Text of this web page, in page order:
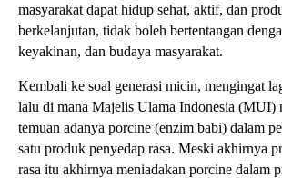
masyarakat dapat hidup sehat, aktif, dan
berkelanjutan, tidak boleh bertentangan
keyakinan, dan budaya masyarakat.
Kembali ke soal generasi micin, mengingat
lalu di mana Majelis Ulama Indonesia (MUI)
temuan adanya porcine (enzim babi) dalam
satu produk penyedap rasa. Meski akhirnya
rasa itu akhirnya meniadakan porcine dalam